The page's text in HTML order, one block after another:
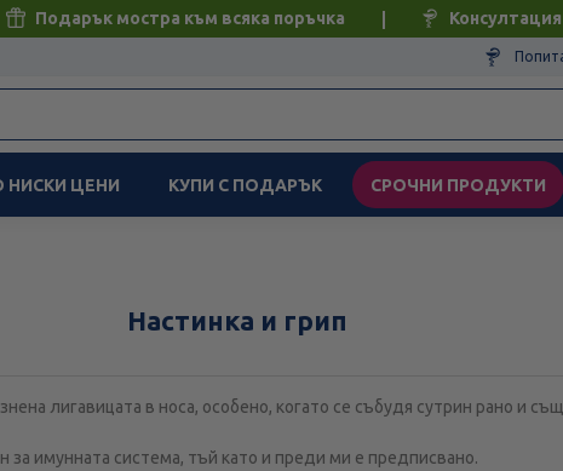
Подарък мостра към всяка поръчка
НИСКИ ЦЕНИ КУПИ С ПОДАРЪК СРОЧНИ ПРОДУКТИ
Настинка и грип
лигавицата в носа, особено, когато се събудя сутрин рано и
за имунната система, тъй като и преди ми е предписвано.